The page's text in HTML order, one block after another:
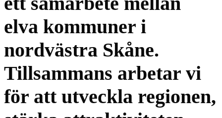
elva kommuner i
nordvästra Skåne.
Tillsammans arbetar vi
för att utveckla regionen,